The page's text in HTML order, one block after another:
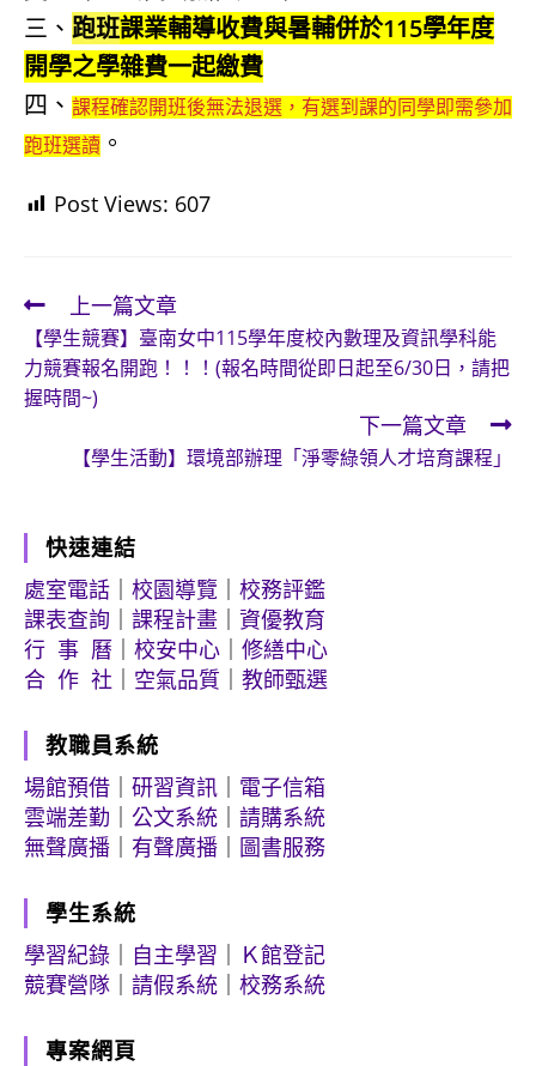
三、 跑班課業輔導收費與暑輔併於115學年度
開學之學雜費一起繳費
四、 課程確認開班後無法退選，有選到課的同學即需參加
跑班選讀 。
Post Views: 607
Read
more
articles
上一篇文章
【學生競賽】臺南女中115學年度校內數理及資訊學科能
力競賽報名開跑！！！(報名時間從即日起至6/30日，請把
握時間~)
下一篇文章
【學生活動】環境部辦理「淨零綠領人才培育課程」
快速連結
處室電話
校園導覽
校務評鑑
課表查詢
課程計畫
資優教育
行 事 曆
校安中心
修繕中心
合 作 社
空氣品質 教師甄選
教職員系統
場館預借
研習資訊
電子信箱
雲端差勤
公文系統
請購系統
無聲廣播
有聲廣播 圖書服務
學生系統
學習紀錄
自主學習
Ｋ館登記
競賽營隊
請假系統 校務系統
專案網頁